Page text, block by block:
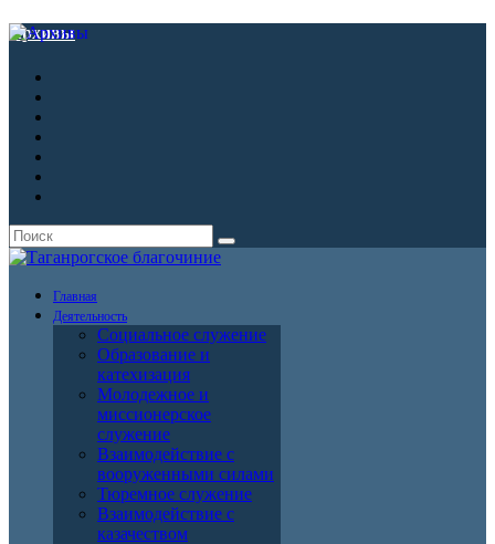
Архивы
Главная
Деятельность
Социальное служение
Образование и
катехизация
Молодежное и
миссионерское
служение
Взаимодействие с
вооруженными силами
Тюремное служение
Взаимодействие с
казачеством